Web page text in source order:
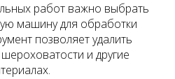
работ важно выбрать
машину для обработки
позволяет удалить
и другие